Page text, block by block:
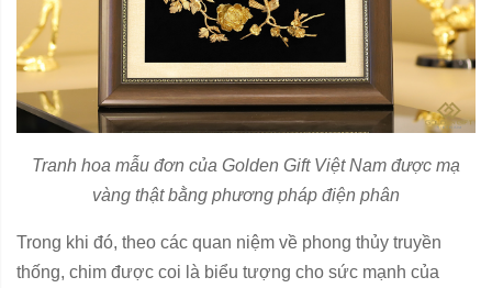
Tranh hoa mẫu đơn của Golden Gift Việt Nam được mạ
vàng thật bằng phương pháp điện phân
Trong khi đó, theo các quan niệm về phong thủy truyền
thống, chim được coi là biểu tượng cho sức mạnh của